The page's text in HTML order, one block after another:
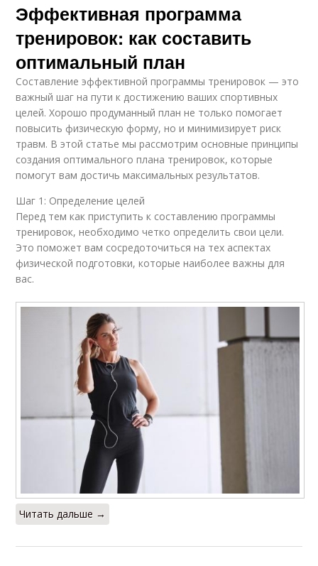
Эффективная программа
тренировок: как составить
оптимальный план
Составление эффективной программы тренировок — это
важный шаг на пути к достижению ваших спортивных
целей. Хорошо продуманный план не только помогает
повысить физическую форму, но и минимизирует риск
травм. В этой статье мы рассмотрим основные принципы
создания оптимального плана тренировок, которые
помогут вам достичь максимальных результатов.
Шаг 1: Определение целей
Перед тем как приступить к составлению программы
тренировок, необходимо четко определить свои цели.
Это поможет вам сосредоточиться на тех аспектах
физической подготовки, которые наиболее важны для
вас.
Читать дальше →